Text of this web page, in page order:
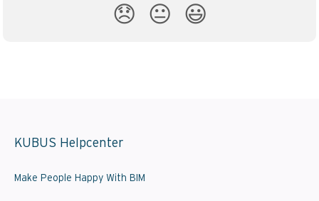
😞 😐 😃
KUBUS Helpcenter
Make People Happy With BIM